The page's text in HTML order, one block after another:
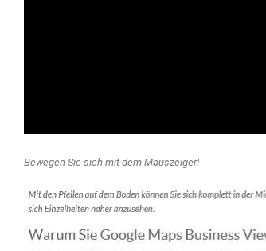
Bewegen Sie sich mit dem Mauszeiger!